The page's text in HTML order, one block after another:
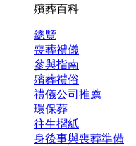
殯葬百科
總覽
喪葬禮儀
參與指南
殯葬禮俗
禮儀公司推薦
環保葬
往生摺紙
身後事與喪葬準備